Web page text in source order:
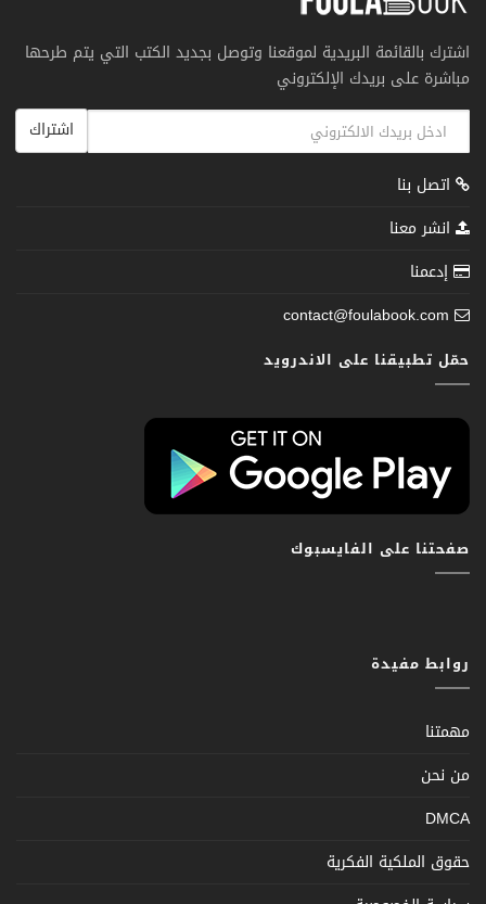
اشترك بالقائمة البريدية لموقعنا وتوصل بجديد الكتب التي يتم طرحها
مباشرة على بريدك الإلكتروني
اشتراك
اتصل بنا
انشر معنا
إدعمنا
contact@foulabook.com
حمّل تطبيقنا على الاندرويد
صفحتنا على الفايسبوك
روابط مفيدة
مهمتنا
من نحن
DMCA
حقوق الملكية الفكرية